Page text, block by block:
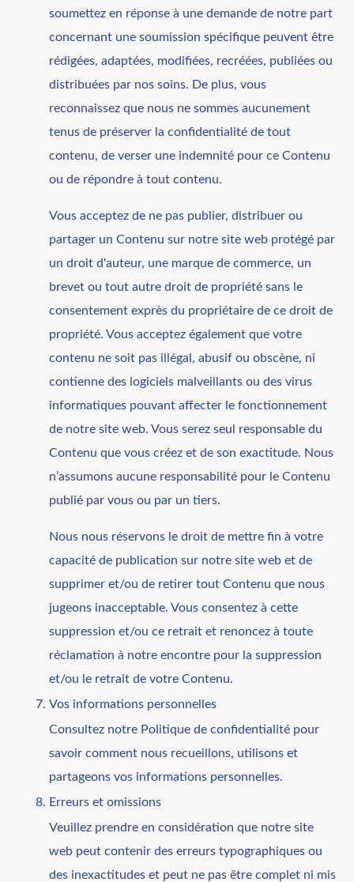
soumettez en réponse à une demande de notre part
concernant une soumission spécifique peuvent être
rédigées, adaptées, modifiées, recréées, publiées ou
distribuées par nos soins. De plus, vous
reconnaissez que nous ne sommes aucunement
tenus de préserver la confidentialité de tout
contenu, de verser une indemnité pour ce Contenu
ou de répondre à tout contenu.
Vous acceptez de ne pas publier, distribuer ou
partager un Contenu sur notre site web protégé par
un droit d'auteur, une marque de commerce, un
brevet ou tout autre droit de propriété sans le
consentement exprès du propriétaire de ce droit de
propriété. Vous acceptez également que votre
contenu ne soit pas illégal, abusif ou obscène, ni
contienne des logiciels malveillants ou des virus
informatiques pouvant affecter le fonctionnement
de notre site web. Vous serez seul responsable du
Contenu que vous créez et de son exactitude. Nous
n’assumons aucune responsabilité pour le Contenu
publié par vous ou par un tiers.
Nous nous réservons le droit de mettre fin à votre
capacité de publication sur notre site web et de
supprimer et/ou de retirer tout Contenu que nous
jugeons inacceptable. Vous consentez à cette
suppression et/ou ce retrait et renoncez à toute
réclamation à notre encontre pour la suppression
et/ou le retrait de votre Contenu.
Vos informations personnelles
Consultez notre Politique de confidentialité pour
savoir comment nous recueillons, utilisons et
partageons vos informations personnelles.
Erreurs et omissions
Veuillez prendre en considération que notre site
web peut contenir des erreurs typographiques ou
des inexactitudes et peut ne pas être complet ni mis